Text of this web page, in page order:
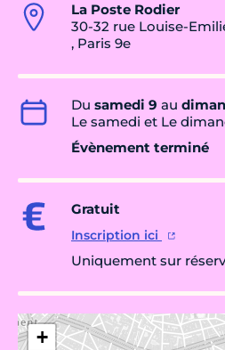
La Poste Rodier
30-32 rue Louise-
, Paris 9e
Du samedi 9 au
Le samedi et Le
Évènement terminé
Gratuit
Inscription ici
Uniquement sur
+